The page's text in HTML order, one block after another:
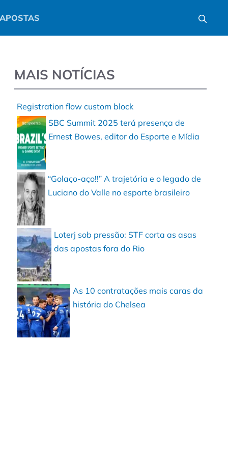
APOSTAS
MAIS NOTÍCIAS
Registration flow custom block
SBC Summit 2025 terá presença de
Ernest Bowes, editor do Esporte e Mídia
“Golaço-aço!!” A trajetória e o legado de
Luciano do Valle no esporte brasileiro
Loterj sob pressão: STF corta as asas
das apostas fora do Rio
As 10 contratações mais caras da
história do Chelsea